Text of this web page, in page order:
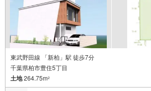
東武野田線 「新柏」駅 徒歩7分
千葉県柏市豊住5丁目
土地264.75m2